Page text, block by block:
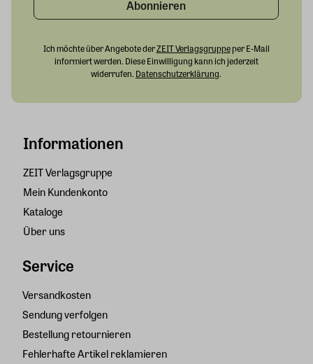
Informationen
ZEIT Verlagsgruppe
Mein Kundenkonto
Kataloge
Über uns
Service
Versandkosten
Sendung verfolgen
Bestellung retournieren
Fehlerhafte Artikel reklamieren
Abonnieren
Ich möchte über Angebote derZEIT Verlagsgruppeper E-Mail
informiert werden. Diese Einwilligung kann ich jederzeit
widerrufen. Datenschutzerklärung.